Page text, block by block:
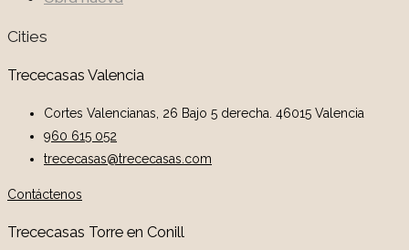
Cities
Trececasas Valencia
Cortes Valencianas, 26 Bajo 5 derecha. 46015 Valencia
960 615 052
trececasas@trececasas.com
Contáctenos
Trececasas Torre en Conill